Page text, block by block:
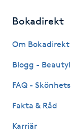
Katun fransar
Kemisk peeling
Kinesiologi
Bokadirekt
Om Bokadirekt
Blogg -
FAQ -
Fakta & Råd
Karriär